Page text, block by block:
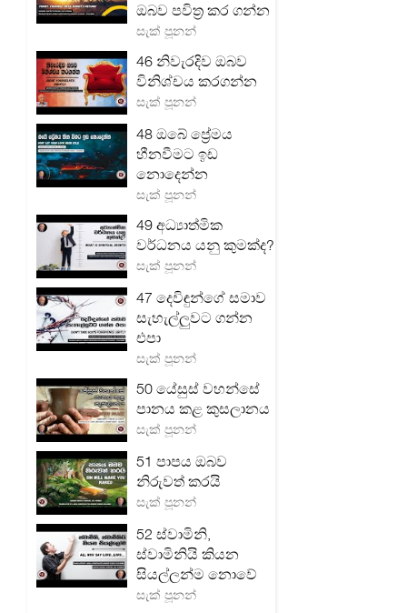
ඔබව පවිත්‍ර කර ගන්න
සැක් පූනන්
46 නිවැරදිව ඔබව
විනිශ්චය කරගන්න
සැක් පූනන්
48 ඔබේ ප්‍රේමය
හීනවීමට ඉඩ
නොදෙන්න
සැක් පූනන්
49 අධ්‍යාත්මික
වර්ධනය යනු කුමක්ද?
සැක් පූනන්
47 දෙවිඳුන්ගේ සමාව
සැහැල්ලුවට ගන්න
එපා
සැක් පූනන්
50 යේසුස් වහන්සේ
පානය කළ කුසලානය
සැක් පූනන්
51 පාපය ඔබව
නිරුවත් කරයි
සැක් පූනන්
52 ස්වාමිනි,
ස්වාමිනියි කියන
සියල්ලන්ම නොවේ
සැක් පූනන්